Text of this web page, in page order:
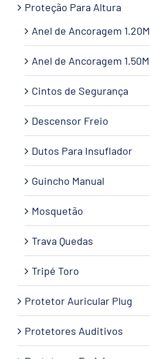
Proteção Para Altura
Anel de Ancoragem 1.20M
Anel de Ancoragem 1.50M
Cintos de Segurança
Descensor Freio
Dutos Para Insuflador
Guincho Manual
Mosquetão
Trava Quedas
Tripé Toro
Protetor Auricular Plug
Protetores Auditivos